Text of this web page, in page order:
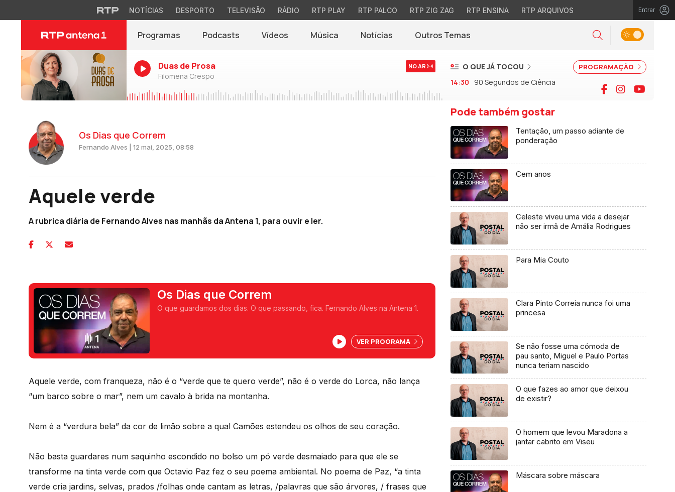
NOTÍCIAS DESPORTO TELEVISÃO RÁDIO RTP PLAY RTP PALCO RTP ZIG ZAG RTP ENSINA RTP ARQUIVOS Entrar
Programas Podcasts Vídeos Música Notícias(abre em nova janela)
Outros Temas Pesquisar
Alternar tema
Duas de Prosa
Filomena Crespo
NO AR PROGRAMAÇÃO
O QUE JÁ TOCOU
14:30
90 Segundos de Ciência Facebook
Instagram
Os Dias que Correm
Fernando Alves | 12 mai, 2025, 08:58
Aquele verde
A rubrica diária de Fernando Alves nas manhãs da Antena 1, para ouvir e ler.
Os Dias que Correm
O que guardamos dos dias. O que passando, fica. Fernando Alves na Antena 1.
VER PROGRAMA
Aquele verde, com franqueza, não é o “verde que te quero verde”, não é o verde do Lorca, não lança
“um barco sobre o mar”, nem um cavalo à brida na montanha.
Nem é a “verdura bela” da cor de limão sobre a qual Camões estendeu os olhos de seu coração.
Não basta guardares num saquinho escondido no bolso um pó verde desmaiado para que ele se
transforme na tinta verde com que Octavio Paz fez o seu poema ambiental. No poema de Paz, “a tinta
verde cria jardins, selvas, prados /folhas onde cantam as letras, /palavras que são árvores, / frases que
Pode também gostar
Tentação, um passo adiante de
ponderação
Cem anos
Celeste viveu uma vida a desejar
não ser irmã de Amália Rodrigues
Para Mia Couto
Clara Pinto Correia nunca foi uma
princesa
Se não fosse uma cómoda de
pau santo, Miguel e Paulo Portas
nunca teriam nascido
O que fazes ao amor que deixou
de existir?
O homem que levou Maradona a
jantar cabrito em Viseu
Máscara sobre máscara